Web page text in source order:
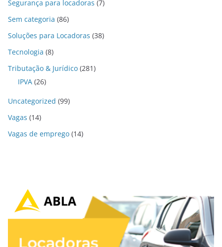
Segurança para locadoras (7)
Sem categoria (86)
Soluções para Locadoras (38)
Tecnologia (8)
Tributação & Jurídico (281)
IPVA (26)
Uncategorized (99)
Vagas (14)
Vagas de emprego (14)